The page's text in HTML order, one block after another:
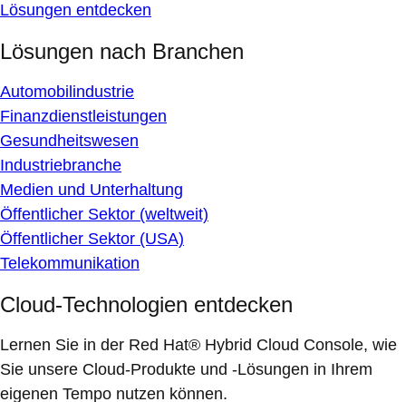
Lösungen entdecken
Lösungen nach Branchen
Automobilindustrie
Finanzdienstleistungen
Gesundheitswesen
Industriebranche
Medien und Unterhaltung
Öffentlicher Sektor (weltweit)
Öffentlicher Sektor (USA)
Telekommunikation
Cloud-Technologien entdecken
Lernen Sie in der Red Hat® Hybrid Cloud Console, wie
Sie unsere Cloud-Produkte und -Lösungen in Ihrem
eigenen Tempo nutzen können.